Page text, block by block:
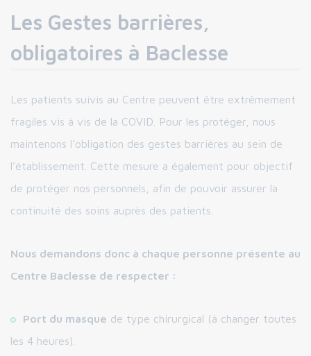
Les Gestes barrières,
obligatoires à Baclesse
Les patients suivis au Centre peuvent être extrêmement
fragiles vis à vis de la COVID. Pour les protéger, nous
maintenons l’obligation des gestes barrières au sein de
l’établissement. Cette mesure a également pour objectif
de protéger nos personnels, afin de pouvoir assurer la
continuité des soins auprès des patients.
Nous demandons donc à chaque personne présente au
Centre Baclesse de respecter :
Port du masque de type chirurgical (à changer toutes
les 4 heures).